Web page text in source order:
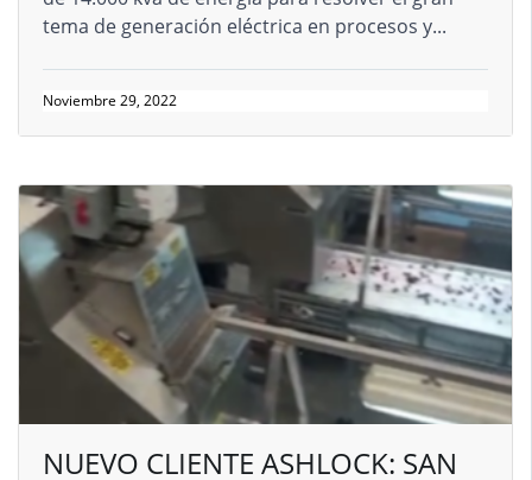
tema de generación eléctrica en procesos y...
Noviembre 29, 2022
NUEVO CLIENTE ASHLOCK: SAN